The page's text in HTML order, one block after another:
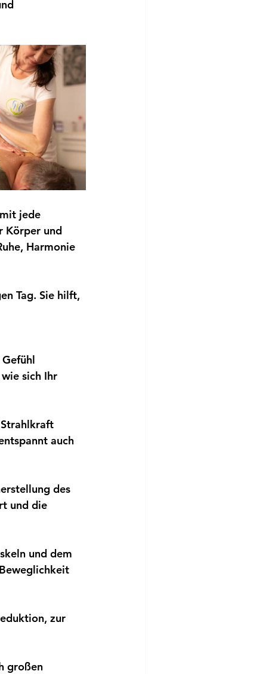
jede
Körper und
Harmonie
Tag. Sie hilft,
sich Ihr
auch
des
und die
und dem
zur
großen